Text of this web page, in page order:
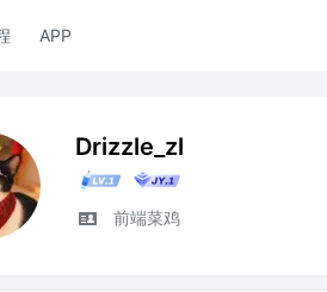
APP
Drizzle_zl
前端菜鸡